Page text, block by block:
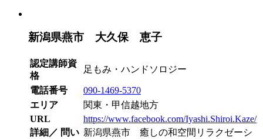
新潟県燕市 大久保 恵子
認定講師資
格
足もみ・ハンドソロジー
電話番号
090-1469-5370
エリア
関東・甲信越地方
URL
https://www.facebook.com/Iyashi.Shiroi.Kaze/
詳細／ 問い 新潟県燕市 癒しの和空間リラクゼーシ